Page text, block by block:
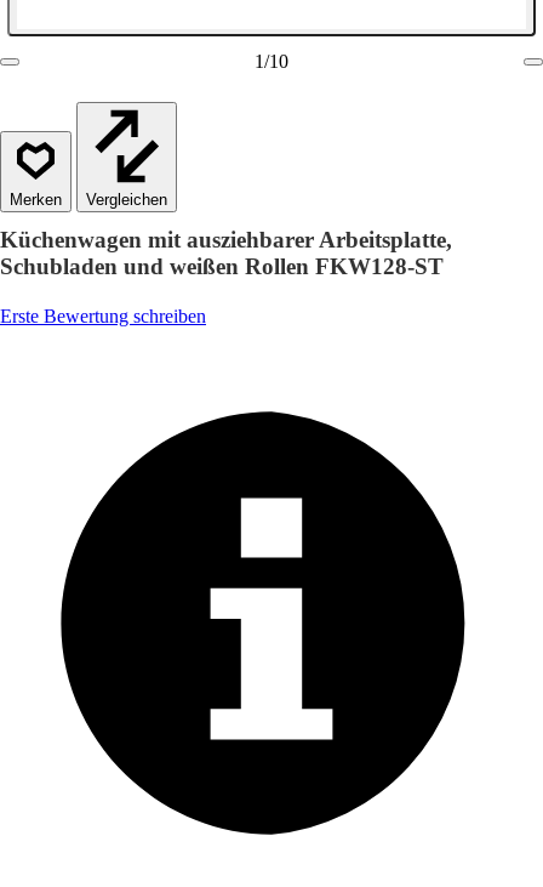
1/10
Vergleichen
Küchenwagen mit ausziehbarer Arbeitsplatte,
Schubladen und weißen Rollen FKW128-ST
Erste Bewertung schreiben